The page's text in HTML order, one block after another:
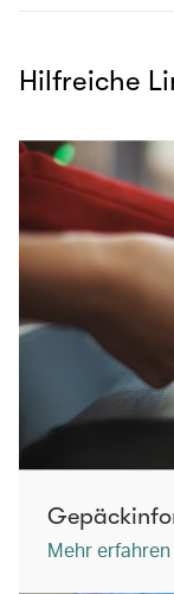
Hilfreiche
Mehr erfahren